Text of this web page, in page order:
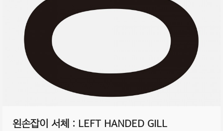
왼손잡이 서체 : LEFT HANDED GILL